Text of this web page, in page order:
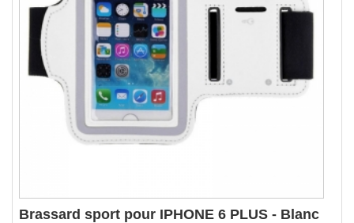
Brassard sport pour IPHONE 6 PLUS - Blanc